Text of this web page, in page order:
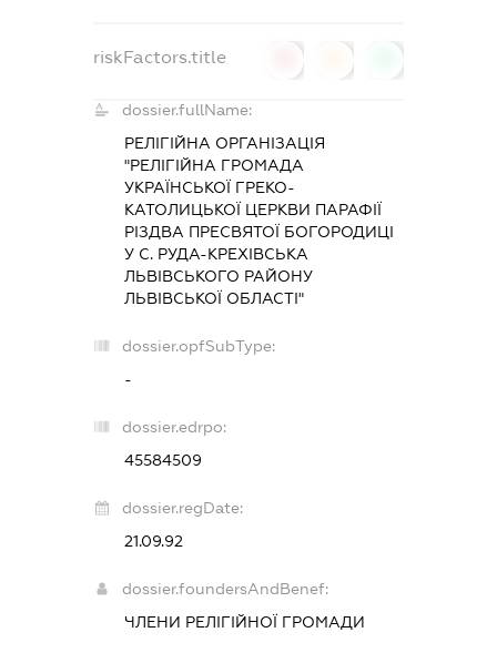
riskFactors.title
dossier.fullName:
РЕЛІГІЙНА ОРГАНІЗАЦІЯ
"РЕЛІГІЙНА ГРОМАДА
УКРАЇНСЬКОЇ ГРЕКО-
КАТОЛИЦЬКОЇ ЦЕРКВИ ПАРАФІЇ
РІЗДВА ПРЕСВЯТОЇ БОГОРОДИЦІ
У С. РУДА-КРЕХІВСЬКА
ЛЬВІВСЬКОГО РАЙОНУ
ЛЬВІВСЬКОЇ ОБЛАСТІ"
dossier.opfSubType:
-
dossier.edrpo:
45584509
dossier.regDate:
21.09.92
dossier.foundersAndBenef:
ЧЛЕНИ РЕЛІГІЙНОЇ ГРОМАДИ